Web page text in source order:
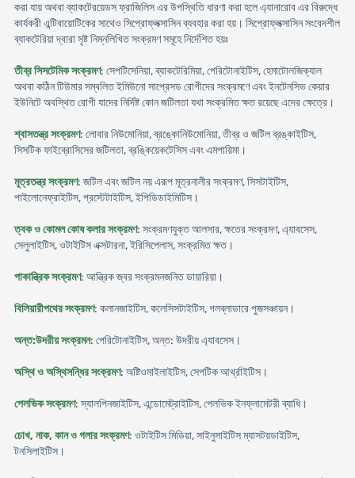
করা যায় অথবা ব্যাকটেরয়েডস ফ্রাজিলিস এর উপস্থিতি ধারণা করা হলে এ্যানারোব এর বিরুদ্ধে
কার্যকরী এন্টিবায়োটিকের সাথেও সিপ্রোফ্লক্সাসিন ব্যবহার করা হয়। সিপ্রোফ্লক্সাসিন সংবেদশীল
ব্যাকটেরিয়া দ্বারা সৃষ্ট নিম্নলিখিত সংক্রমণ সমূহে নির্দেশিত হয়ঃ
তীব্র সিসটেমিক সংক্রমণ: সেপটিসেনিয়া, ব্যাকটেরিমিয়া, পেরিটোনাইটিস, হেমাটোলজিক্যাল
অথবা কঠিন টিউমার সম্বলিত ইমিউনো সাপ্রেসড রোগীদের সংক্রমণে এবং ইনটেনসিভ কেয়ার
ইউনিটে অবস্থিত রোগী যাদের নির্দিষ্ট কোন জটিলতা যথা সংক্রমিত ক্ষত রয়েছে এদের ক্ষেত্রে।
শ্বাসতন্ত্র সংক্রমণ: লোবার নিউমোনিয়া, ব্রঙ্কোনিউমোনিয়া, তীব্র ও জটিল ব্রঙ্কাইটিস,
সিসটিক ফাইব্রোসিসের জটিলতা, ব্রঙ্কিয়েকটেসিস এবং এমপায়িমা।
মূত্রতন্ত্র সংক্রমণ: জটিল এবং জটিল নয় এরূপ মূত্রনালীর সংক্রমণ, সিসটাইটিস,
পাইলোনেফ্রাইটিস, প্রস্টেটাইটিস, ইপিডিডাইমিটিস।
ত্বক ও কোমল কোষ কলার সংক্রমণ: সংক্রমণযুক্ত আলসার, ক্ষতের সংক্রমণ, এ্যাবসেস,
সেলুলাইটিস, ওটাইটিস এক্সটারনা, ইরিসিপেলাস, সংক্রমিত ক্ষত।
পাকান্ত্রিক সংক্রমণ: আন্ত্রিক জ্বর সংক্রমনজনিত ডায়ারিয়া।
বিলিয়ারীপথের সংক্রমণ: কলানজাইটিস, কলেসিসটাইটিস, গলব্লাডারে পুজসঞ্চায়ন।
অন্ত:উদরীয় সংক্রমন: পেরিটোনাইটিস, অন্ত: উদরীয় এ্যাবসেস।
অস্থি ও অস্থিসন্ধির সংক্রমণ: অষ্টিওমাইলাইটিস, সেপটিক আর্থ্রাইটিস।
পেলভিক সংক্রমণ: স্যালপিনজাইটিস, এন্ডোমেট্রাইটিস, পেলভিক ইনফ্লামেটরী ব্যাধি।
চোখ, নাক, কান ও গলার সংক্রমণ: ওটাইটিস মিডিয়া, সাইনুসাইটিস ম্যাসটয়ডাইটিস,
টনসিলাইটিস।